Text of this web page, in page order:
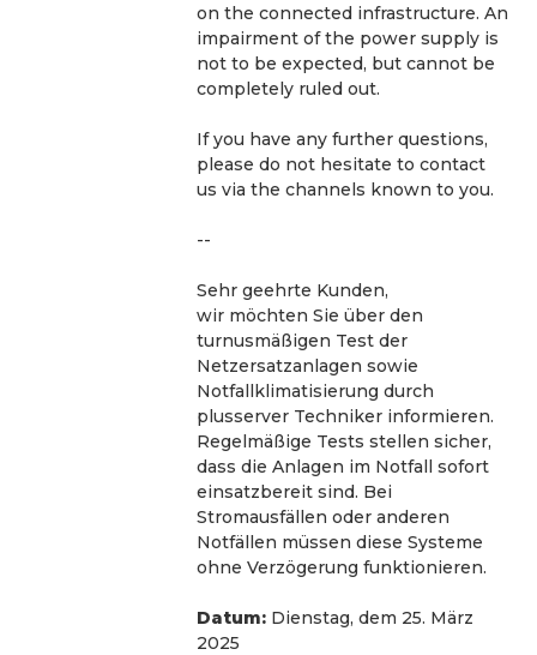
on the connected infrastructure. An
impairment of the power supply is
not to be expected, but cannot be
completely ruled out.
If you have any further questions,
please do not hesitate to contact
us via the channels known to you.
--
Sehr geehrte Kunden,
wir möchten Sie über den
turnusmäßigen Test der
Netzersatzanlagen sowie
Notfallklimatisierung durch
plusserver Techniker informieren.
Regelmäßige Tests stellen sicher,
dass die Anlagen im Notfall sofort
einsatzbereit sind. Bei
Stromausfällen oder anderen
Notfällen müssen diese Systeme
ohne Verzögerung funktionieren.
Datum: Dienstag, dem 25. März
2025